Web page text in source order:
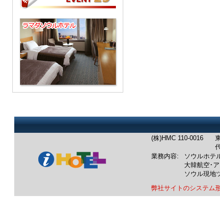
(株)HMC 110-0016
業務内容:
ソウルホテ
大韓航空･
ソウル現地
弊社サイトのシステム